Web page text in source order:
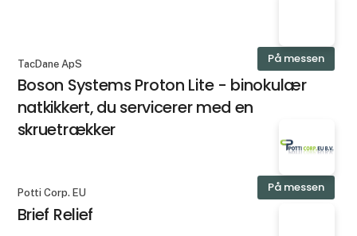
På messen
TacDane ApS
Boson Systems Proton Lite - binokulær
natkikkert, du servicerer med en
skruetrækker
På messen
Potti Corp. EU
Brief Relief